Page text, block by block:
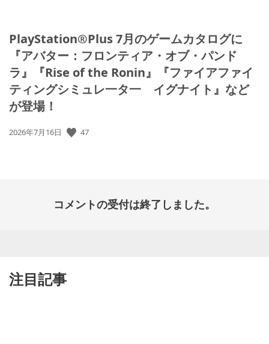
PlayStation®Plus 7月のゲームカタログに
『アバター：フロンティア・オブ・パンド
ラ』『Rise of the Ronin』『ファイアファイ
ティングシミュレ一タ一 イグナイト』など
が登場！
公
2026年7月16日 47
コメントの受付は終了しました。
注目記事